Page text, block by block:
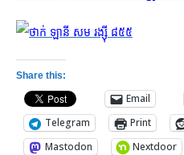
Share this:
Email
Telegram
Print
Mastodon
Nextdoor